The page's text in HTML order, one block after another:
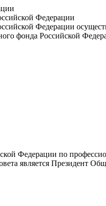
Федерации
Федерации
фонда Российской
Федерации по
является Президент